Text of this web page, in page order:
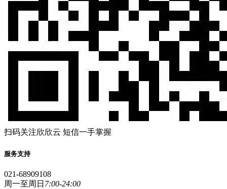
扫码关注欣欣云 短信一手掌握
服务支持
021-68909108
周一至周日 7:00-24:00